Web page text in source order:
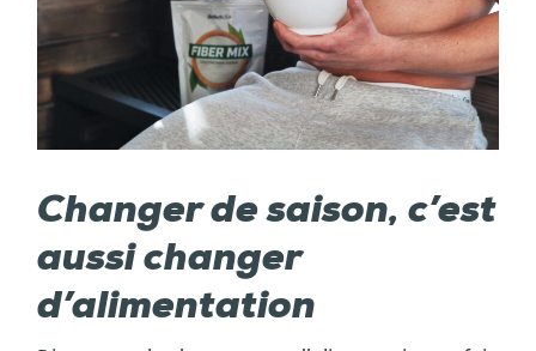
Changer de saison, c’est
aussi changer
d’alimentation